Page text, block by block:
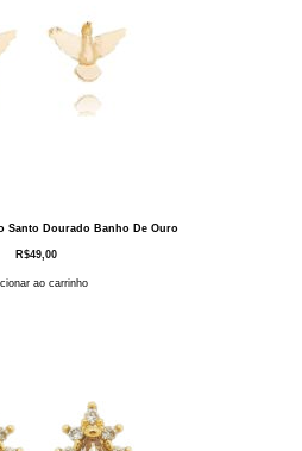
Santo Dourado Banho De Ouro
R$49,00
ao carrinho